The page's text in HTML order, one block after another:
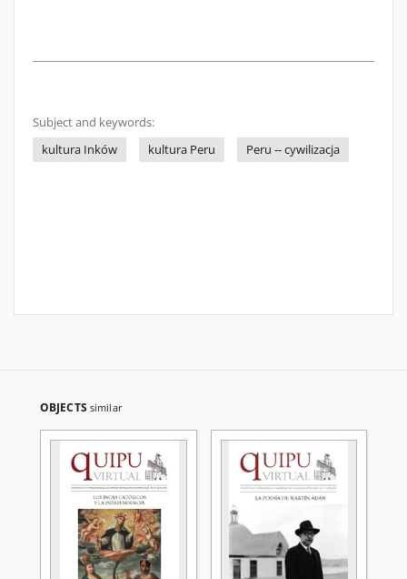
Subject and keywords:
kultura Inków
kultura Peru Peru -- cywilizacja
OBJECTS similar